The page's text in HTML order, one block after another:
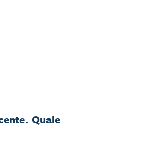
Quale